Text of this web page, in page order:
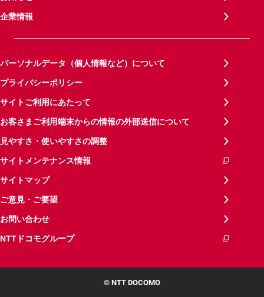
企業情報
パーソナルデータ（個人情報など）について
プライバシーポリシー
サイトご利用にあたって
お客さまご利用端末からの情報の外部送信について
見やすさ・使いやすさの調整
サイトメンテナンス情報
サイトマップ
ご意見・ご要望
お問い合わせ
NTTドコモグループ
© NTT DOCOMO